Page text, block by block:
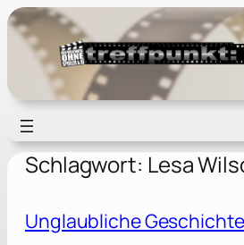
Zum
Inhalt
springen
Schlagwort: Lesa
Unglaubliche